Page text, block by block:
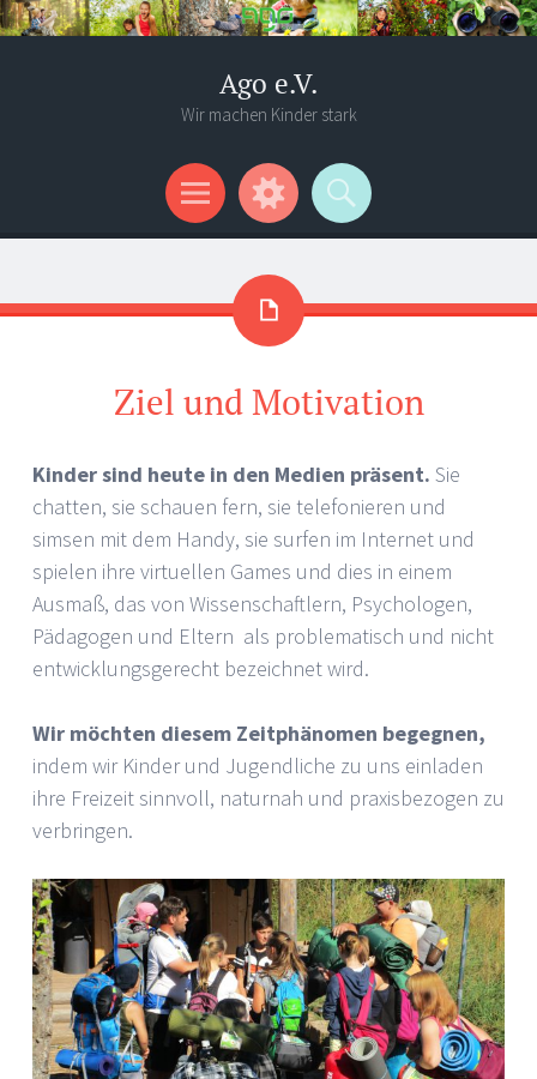
Ago e.V.
Wir machen Kinder stark
Menü
Widgets
Suchen
Ziel und Motivation
Kinder sind heute in den Medien präsent. Sie
chatten, sie schauen fern, sie telefonieren und
simsen mit dem Handy, sie surfen im Internet und
spielen ihre virtuellen Games und dies in einem
Ausmaß, das von Wissenschaftlern, Psychologen,
Pädagogen und Eltern als problematisch und nicht
entwicklungsgerecht bezeichnet wird.
Wir möchten diesem Zeitphänomen begegnen,
indem wir Kinder und Jugendliche zu uns einladen
ihre Freizeit sinnvoll, naturnah und praxisbezogen zu
verbringen.